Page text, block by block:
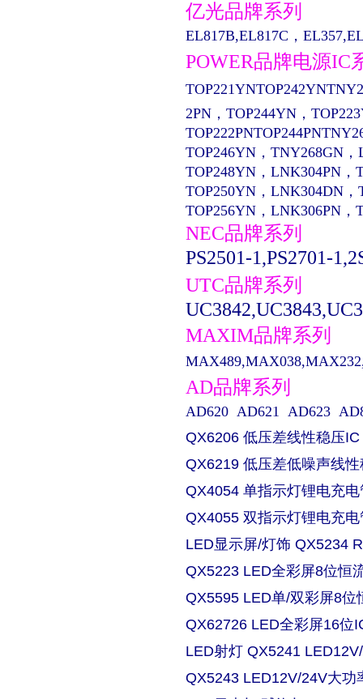
亿光品牌系列
EL817B,EL817C，
POWER品牌电源IC
2PN，TOP244YN，
TOP246YN，TNY268GN
TOP248YN，LNK304PN，
TOP250YN，LNK304DN，
TOP256YN，LNK306PN
NEC品牌系列
PS2501-1,PS2701-
UTC品牌系列
MAXIM品牌系列
AD品牌系列
AD620 AD621 AD623
QX6206 低压差线性稳压IC
QX6219 低压差低噪声线
QX4054 单指示灯锂电充
QX4055 双指示灯锂电充
LED显示屏/灯饰 QX5234
QX5223 LED全彩屏8位恒
QX5595 LED单/双彩屏8位
QX62726 LED全彩屏16位
LED射灯 QX5241
QX5243 LED12V/24V大